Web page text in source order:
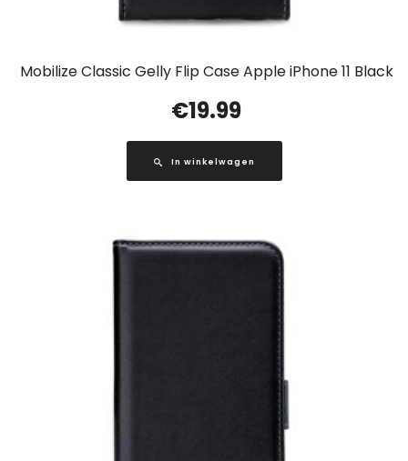
Mobilize Classic Gelly Flip Case Apple iPhone 11 Black
€19.99
In winkelwagen